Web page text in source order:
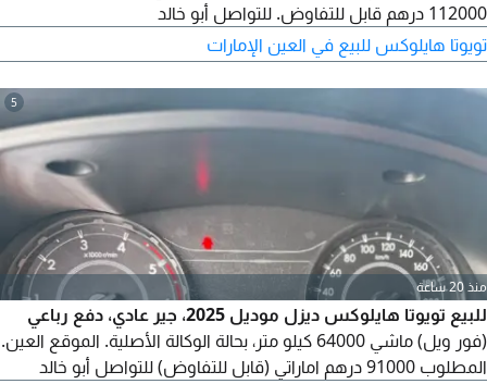
112000 درهم قابل للتفاوض. للتواصل أبو خالد
تويوتا هايلوكس للبيع في العين الإمارات
5
منذ 20 ساعة
للبيع تويوتا هايلوكس ديزل موديل 2025، جير عادي، دفع رباعي
(فور ويل) ماشي 64000 كيلو متر، بحالة الوكالة الأصلية. الموقع العين.
المطلوب 91000 درهم اماراتي (قابل للتفاوض) للتواصل أبو خالد